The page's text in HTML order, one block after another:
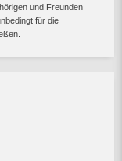
und Freunden
für die